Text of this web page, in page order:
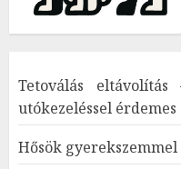
Tetoválás
utókezeléssel érdemes
Hősök gyerekszemmel